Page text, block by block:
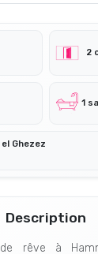
2
1
Ghezez
Description
rêve à